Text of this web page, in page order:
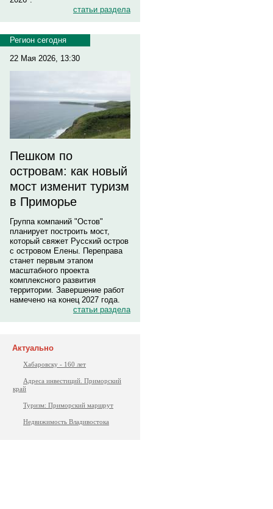
статьи раздела
Регион сегодня
22 Мая 2026, 13:30
Пешком по
островам: как новый
мост изменит туризм
в Приморье
Группа компаний "Остов"
планирует построить мост,
который свяжет Русский остров
с островом Елены. Переправа
станет первым этапом
масштабного проекта
комплексного развития
территории. Завершение работ
намечено на конец 2027 года.
статьи раздела
Актуально
Хабаровску - 160 лет
Адреса инвестиций. Приморский
край
Туризм: Приморский маршрут
Недвижимость Владивостока